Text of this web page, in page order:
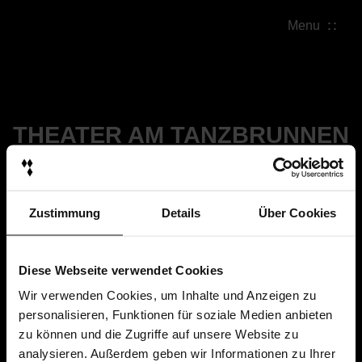
Zustimmung Details Über Cookies
Diese Webseite verwendet Cookies
Wir verwenden Cookies, um Inhalte und Anzeigen zu
personalisieren, Funktionen für soziale Medien anbieten
zu können und die Zugriffe auf unsere Website zu
analysieren. Außerdem geben wir Informationen zu Ihrer
Menu
THEATER AM TANZBRUNNEN